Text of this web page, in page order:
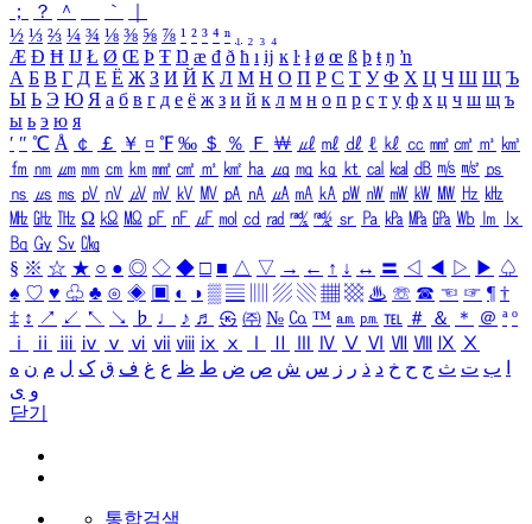
；
？ ＾ ｀
½ ⅓ ⅔ ¼ ¾ ⅛ ⅜ ⅝ ⅞ ¹ ² ³ ⁴ ⁿ ₁ ₂ ₃ ₄
Æ Ð Ħ Ĳ Ł Ø Œ Þ Ŧ Ŋ æ đ ð ħ ı ĳ ĸ ŀ ł ø œ ß þ ŧ ŋ ŉ
А Б В Г Д Е Ё Ж З И Й К Л М Н О П Р С Т У Ф Х Ц Ч Ш Щ Ъ
Ы Ь Э Ю Я а б в г д е ё ж з и й к л м н о п р с т у ф х ц ч ш щ ъ
ы ь э ю я
′ ″ ℃ Å ￠ ￡ ￥ ¤ ℉ ‰ ＄ ％ Ｆ ￦ ㎕ ㎖ ㎗ ℓ ㎘ ㏄ ㎣ ㎤ ㎥ ㎦
㎙ ㎚ ㎛ ㎜ ㎝ ㎞ ㎟ ㎠ ㎡ ㎢ ㏊ ㎍ ㎎ ㎏ ㏏ ㎈ ㎉ ㏈ ㎧ ㎨ ㎰
㎱ ㎲ ㎳ ㎴ ㎵ ㎶ ㎷ ㎸ ㎹ ㎀ ㎁ ㎂ ㎃ ㎄ ㎺ ㎻ ㎽ ㎾ ㎿ ㎐ ㎑
㎒ ㎓ ㎔ Ω ㏀ ㏁ ㎊ ㎋ ㎌ ㏖ ㏅ ㎭ ㎮ ㎯ ㏛ ㎩ ㎪ ㎫ ㎬ ㏝ ㏐
㏓
㏃ ㏉ ㏜ ㏆
§ ※ ☆ ★ ○ ● ◎ ◇ ◆ □ ■ △ ▽ → ← ↑ ↓ ↔ 〓 ◁ ◀ ▷ ▶ ♤
♠ ♡ ♥ ♧ ♣ ⊙ ◈ ▣ ◐ ◑ ▒ ▤ ▨ ▧ ▦ ▩ ♨ ☏ ☎ ☜ ☞ ¶ †
‡ ↕ ↗ ↙ ↖ ↘ ♭ ♩ ♪ ♬ ㉿ ㈜ № ㏇ ™ ㏂ ㏘ ℡ ＃ ＆ ＊ ＠ ª º
ⅰ
ⅱ ⅲ ⅳ ⅴ ⅵ ⅶ ⅷ ⅸ ⅹ Ⅳ Ⅴ Ⅵ Ⅶ Ⅷ Ⅸ Ⅹ
ب ت ث ج ح خ د ذ ر ز س ش ص ض ط ظ ع غ ف ق ک ل م ن ه
و ی
닫기
통합검색